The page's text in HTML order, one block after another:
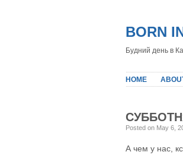
BORN
Будний день в
HOME
Posted on May 6,
А чем у нас,